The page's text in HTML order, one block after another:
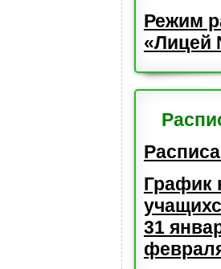
Режим
«Лицей
График
31